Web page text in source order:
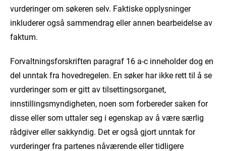
vurderinger om søkeren selv. Faktiske opplysninger
inkluderer også sammendrag eller annen bearbeidelse av
faktum.
Forvaltningsforskriften paragraf 16 a-c inneholder dog en
del unntak fra hovedregelen. En søker har ikke rett til å se
vurderinger som er gitt av tilsettingsorganet,
innstillingsmyndigheten, noen som forbereder saken for
disse eller som uttaler seg i egenskap av å være særlig
rådgiver eller sakkyndig. Det er også gjort unntak for
vurderinger fra partenes nåværende eller tidligere